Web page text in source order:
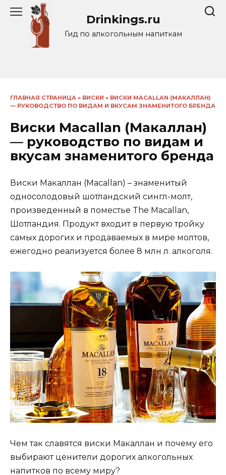
Перейти
содержанию
Drinkings.ru
Гид по алкогольным напиткам
ГЛАВНАЯ СТРАНИЦА » ВИСКИ » ВИСКИ MACALLAN (МАКАЛЛАН)
— РУКОВОДСТВО ПО ВИДАМ И ВКУСАМ ЗНАМЕНИТОГО БРЕНДА
Виски Macallan (Макаллан)
— руководство по видам и
вкусам знаменитого бренда
Виски Макаллан (Macallan) – знаменитый
односолодовый шотландский сингл-молт,
произведенный в поместье The Macallan,
Шотландия. Продукт входит в первую тройку
самых дорогих и продаваемых в мире молтов,
ежегодно реализуется более 8 млн л. алкоголя.
Чем так славятся виски Макаллан и почему его
выбирают ценители дорогих алкогольных
напитков по всему миру?